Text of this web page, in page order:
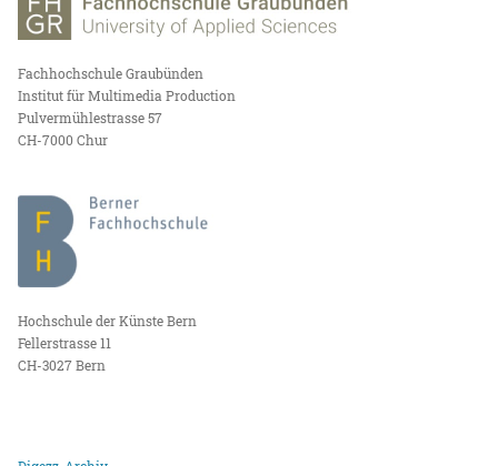
Fachhochschule Graubünden
Institut für Multimedia Production
Pulvermühlestrasse 57
CH-7000 Chur
Hochschule der Künste Bern
Fellerstrasse 11
CH-3027 Bern